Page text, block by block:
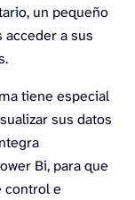
un pequeño
acceder a sus
tiene especial
sus datos
Bi, para que
control e